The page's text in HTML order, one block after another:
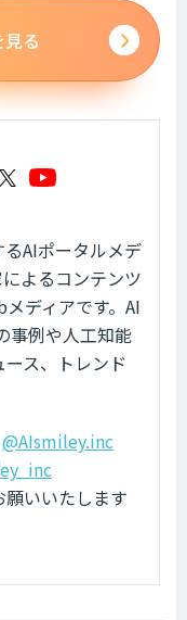
る
AIポータルメデ
よるコンテンツ
ディアです。AI
事例や人工知能
ス、トレンド
@AIsmiley.inc
いいたします